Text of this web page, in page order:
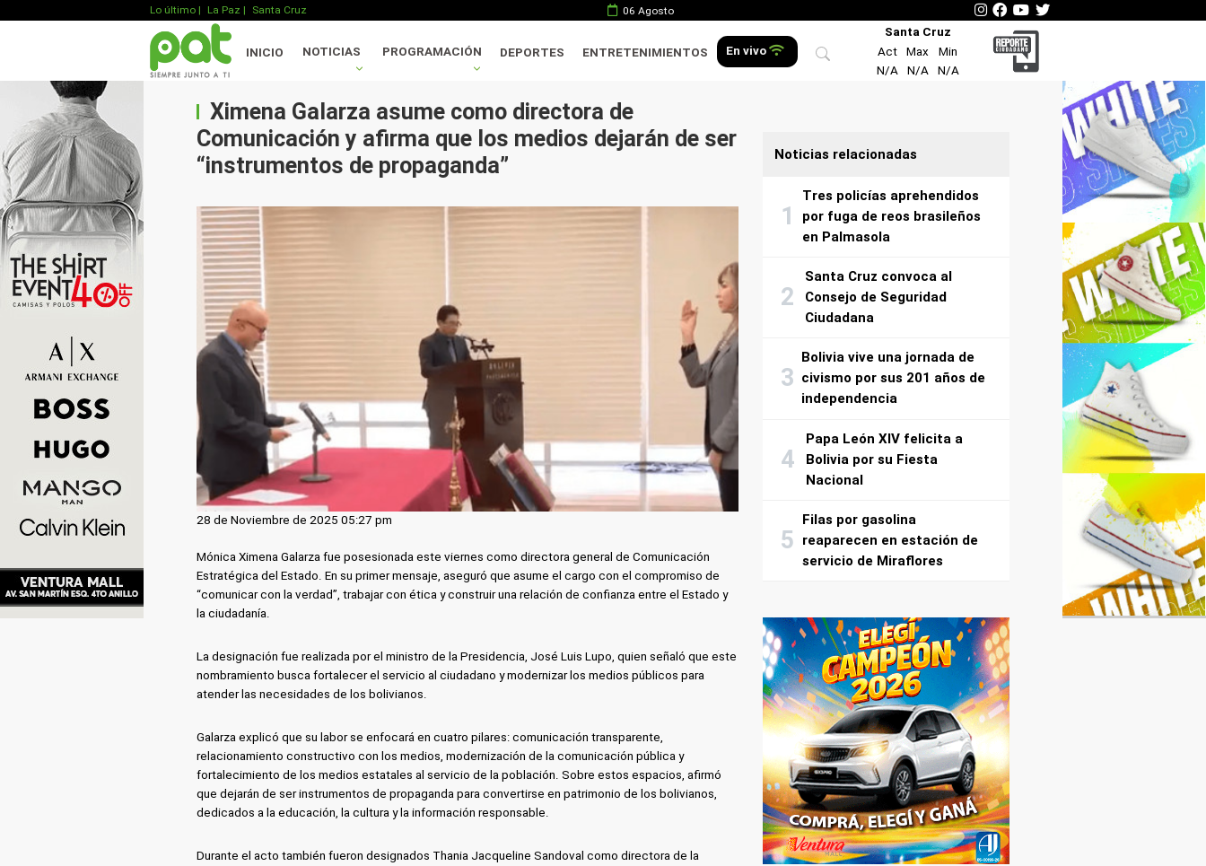
Lo último | La Paz | Santa Cruz 06 Agosto
INICIO NOTICIAS PROGRAMACIÓN DEPORTES ENTRETENIMIENTOS En vivo
Santa Cruz
Act
Max
Min
N/A
N/A N/A
Ximena Galarza asume como directora de
Comunicación y afirma que los medios dejarán de ser
“instrumentos de propaganda”
28 de Noviembre de 2025 05:27 pm
Mónica Ximena Galarza fue posesionada este viernes como directora general de Comunicación
Estratégica del Estado. En su primer mensaje, aseguró que asume el cargo con el compromiso de
“comunicar con la verdad”, trabajar con ética y construir una relación de confianza entre el Estado y
la ciudadanía.
La designación fue realizada por el ministro de la Presidencia, José Luis Lupo, quien señaló que este
nombramiento busca fortalecer el servicio al ciudadano y modernizar los medios públicos para
atender las necesidades de los bolivianos.
Galarza explicó que su labor se enfocará en cuatro pilares: comunicación transparente,
relacionamiento constructivo con los medios, modernización de la comunicación pública y
fortalecimiento de los medios estatales al servicio de la población. Sobre estos espacios, afirmó
que dejarán de ser instrumentos de propaganda para convertirse en patrimonio de los bolivianos,
dedicados a la educación, la cultura y la información responsable.
Durante el acto también fueron designados Thania Jacqueline Sandoval como directora de la
Noticias relacionadas
Tres policías aprehendidos
por fuga de reos brasileños
en Palmasola
Santa Cruz convoca al
Consejo de Seguridad
Ciudadana
Bolivia vive una jornada de
civismo por sus 201 años de
independencia
Papa León XIV felicita a
Bolivia por su Fiesta
Nacional
Filas por gasolina
reaparecen en estación de
servicio de Miraflores